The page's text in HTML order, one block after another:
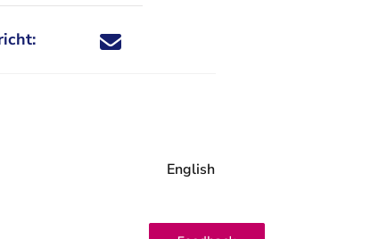
Deel dit nieuwsbericht via X - U verlaat
Deel dit nieuwsbericht via Facebook - U
Deel dit nieuwsbericht via e-mail
Deel dit nieuwsbericht via LinkedIn - U
English